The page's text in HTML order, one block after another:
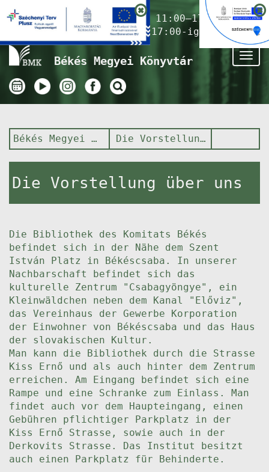
Nyitvatartás ma:11:00–17:00
(Gyermekkönyvtár 17:00-ig)
Békés Megyei Könyvtár
Békés Megyei Könyvtár Die Vorstellung über uns
Die Vorstellung über uns
Die Bibliothek des Komitats Békés
befindet sich in der Nähe dem Szent
István Platz in Békéscsaba. In unserer
Nachbarschaft befindet sich das
kulturelle Zentrum "Csabagyöngye", ein
Kleinwäldchen neben dem Kanal "Előviz",
das Vereinhaus der Gewerbe Korporation
der Einwohner von Békéscsaba und das Haus
der slovakischen Kultur.
Man kann die Bibliothek durch die Strasse
Kiss Ernő und als auch hinter dem Zentrum
erreichen. Am Eingang befindet sich eine
Rampe und eine Schranke zum Einlass. Man
findet auch vor dem Haupteingang, einen
Gebühren pflichtiger Parkplatz in der
Kiss Ernő Strasse, sowie auch in der
Derkovits Strasse. Das Institut besitzt
auch einen Parkplatz für Behinderte.